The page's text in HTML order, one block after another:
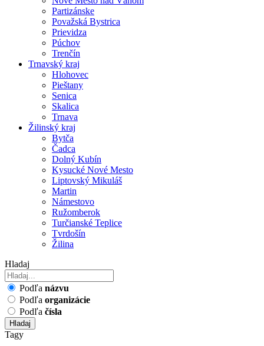
Partizánske
Považská Bystrica
Prievidza
Púchov
Trenčín
Trnavský kraj
Hlohovec
Pieštany
Senica
Skalica
Trnava
Žilinský kraj
Bytča
Čadca
Dolný Kubín
Kysucké Nové Mesto
Liptovský Mikuláš
Martin
Námestovo
Ružomberok
Turčianské Teplice
Tvrdošín
Žilina
Hladaj
Podľa názvu
Podľa organizácie
Podľa čísla
Hladaj
Tagy